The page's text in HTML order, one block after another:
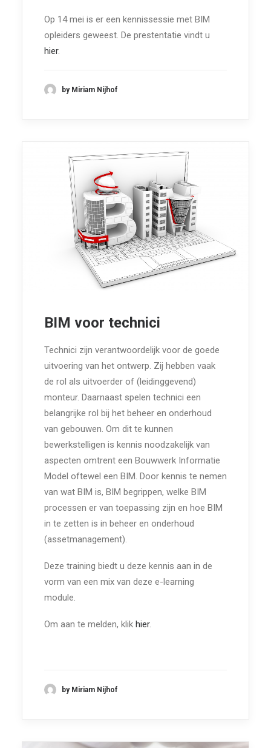
Op 14 mei is er een kennissessie met BIM
opleiders geweest. De prestentatie vindt u
hier.
by Miriam Nijhof
BIM voor technici
Technici zijn verantwoordelijk voor de goede
uitvoering van het ontwerp. Zij hebben vaak
de rol als uitvoerder of (leidinggevend)
monteur. Daarnaast spelen technici een
belangrijke rol bij het beheer en onderhoud
van gebouwen. Om dit te kunnen
bewerkstelligen is kennis noodzakelijk van
aspecten omtrent een Bouwwerk Informatie
Model oftewel een BIM. Door kennis te nemen
van wat BIM is, BIM begrippen, welke BIM
processen er van toepassing zijn en hoe BIM
in te zetten is in beheer en onderhoud
(assetmanagement).
Deze training biedt u deze kennis aan in de
vorm van een mix van deze e-learning
module.
Om aan te melden, klik hier.
by Miriam Nijhof